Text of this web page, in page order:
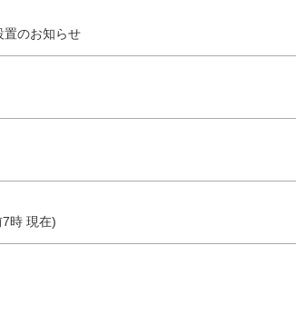
置のお知らせ
7時 現在)